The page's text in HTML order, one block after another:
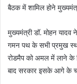
बैठक में शामिल होने
मुख्यमंत्री डॉ. मोहन यादव ने
गमन पथ के सभी प्रमुख
रोडमैप को अमल में लाने के
बाद सरकार इसके आगे के